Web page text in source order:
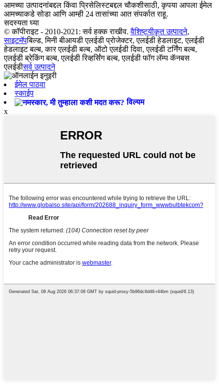
आमच्या उत्पादनांबद्दल किंवा प्रिसेलिस्टबद्दल चौकशीसाठी, कृपया आपला ईमेल
आमच्याकडे सोडा आणि आम्ही 24 तासांच्या आत संपर्कात राहू.
सदस्यता घ्या
© कॉपीराइट - 2010-2021: सर्व हक्क राखीव. वैशिष्ट्यीकृत उत्पादने,
साइटमॅपबिल्ड, मिनी बीआयडी एलईडी प्रोजेक्टर, एलईडी हेडलाइट, एलईडी
हेडलाइट बल्ब, कार एलईडी बल्ब, ऑटो एलईडी दिवा, एलईडी टर्निंग बल्ब,
एलईडी ब्रेकिंग बल्ब, एलईडी रिव्हर्सिंग बल्ब, एलईडी फॉग लॅम्प कॅनबस
एलईडीसर्व उत्पादने
ईमेल पाठवा
स्काईप
विल्यम
x